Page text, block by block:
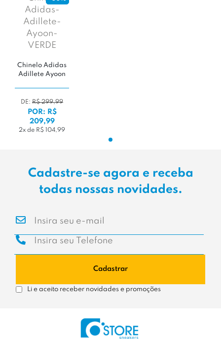
Chinelo Adidas
Adillete Ayoon
DE: R$ 299,99
POR: R$
209,99
2x de R$ 104,99
Cadastre-se agora e receba
todas nossas novidades.
Cadastrar
Li e aceito receber novidades e promoções